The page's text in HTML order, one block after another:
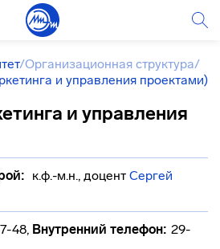
/Организационная структура/
и управления проектами)
и управления
к.ф.-м.н., доцент Сергей
48, Внутренний телефон: 29-